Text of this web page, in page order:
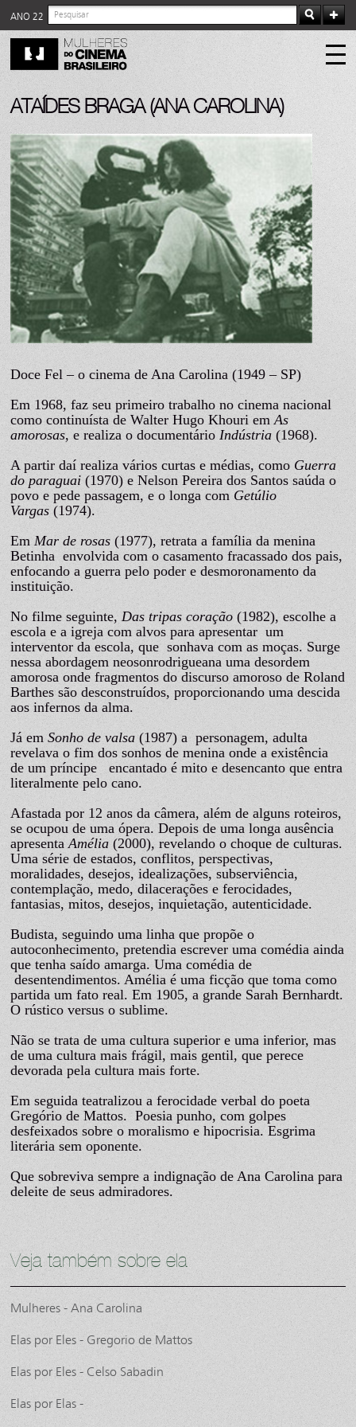
ANO 22
ATAÍDES BRAGA (ANA CAROLINA)
Doce Fel – o cinema de Ana Carolina (1949 – SP)
Em 1968, faz seu primeiro trabalho no cinema nacional
como continuísta de Walter Hugo Khouri emAs
amorosas, e realiza o documentário Indústria (1968).
A partir daí realiza vários curtas e médias, como Guerra
do paraguai (1970) e Nelson Pereira dos Santos saúda o
povo e pede passagem, e o longa com Getúlio
Vargas (1974).
Em Mar de rosas (1977), retrata a família da menina
Betinha envolvida com o casamento fracassado dos pais,
enfocando a guerra pelo poder e desmoronamento da
instituição.
No filme seguinte, Das tripas coração (1982), escolhe a
escola e a igreja com alvos para apresentar um
interventor da escola, que sonhava com as moças. Surge
nessa abordagem neosonrodrigueana uma desordem
amorosa onde fragmentos do discurso amoroso de Roland
Barthes são desconstruídos, proporcionando uma descida
aos infernos da alma.
Já emSonho de valsa(1987) a personagem, adulta
revelava o fim dos sonhos de menina onde a existência
de um príncipe encantado é mito e desencanto que entra
literalmente pelo cano.
Afastada por 12 anos da câmera, além de alguns roteiros,
se ocupou de uma ópera. Depois de uma longa ausência
apresentaAmélia (2000), revelando o choque de culturas.
Uma série de estados, conflitos, perspectivas,
moralidades, desejos, idealizações, subserviência,
contemplação, medo, dilacerações e ferocidades,
fantasias, mitos, desejos, inquietação, autenticidade.
Budista, seguindo uma linha que propõe o
autoconhecimento, pretendia escrever uma comédia ainda
que tenha saído amarga. Uma comédia de
desentendimentos. Amélia é uma ficção que toma como
partida um fato real. Em 1905, a grande Sarah Bernhardt.
O rústico versus o sublime.
Não se trata de uma cultura superior e uma inferior, mas
de uma cultura mais frágil, mais gentil, que perece
devorada pela cultura mais forte.
Em seguida teatralizou a ferocidade verbal do poeta
Gregório de Mattos. Poesia punho, com golpes
desfeixados sobre o moralismo e hipocrisia. Esgrima
literária sem oponente.
Que sobreviva sempre a indignação de Ana Carolina para
deleite de seus admiradores.
Veja também sobre ela
Mulheres - Ana Carolina
Elas por Eles - Gregorio de Mattos
Elas por Eles - Celso Sabadin
Elas por Elas -